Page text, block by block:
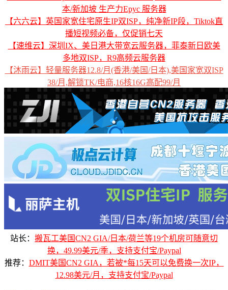
本/新加坡 生产力Epyc 服务器
【六六云】英国家宽住宅原生IP双ISP，纯净新IP段，Tiktok直
播短视频必备，仅促销七天
【速维云】深圳IX、美日港大带宽云服务器，菲泰新日欧美
多地双ISP，R9高频云服务器
【沐雨云】轻量服务器12.8/月(香港/美国/日本),美国家宽双ISP
38/月,解锁TK/电商,16核16G高配99/月
站长： 搬瓦工美国CN2 GIA/日本/荷兰等19个机房可随意切
换，49.99美元/季，支持支付宝/Paypal
推荐： DMIT美国CN2 GIA，若被*每15天可以免费换一次IP，
12.98美元/月，支持支付宝/Paypal